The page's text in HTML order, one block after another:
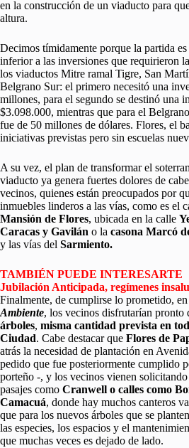
en la construcción de un viaducto para
altura.
Decimos tímidamente porque la partida
inferior a las inversiones que requirieron
los viaductos Mitre ramal Tigre, San
Belgrano Sur: el primero necesitó una
millones, para el segundo se destinó una
$3.098.000, mientras que para el
fue de 50 millones de dólares. Flores, el
iniciativas previstas pero sin escuelas
A su vez, el plan de transformar el
viaducto ya genera fuertes dolores de
vecinos, quienes están preocupados por
inmuebles linderos a las vías, como es el
Mansión de Flores, ubicada en la calle
Caracas y Gavilán o la casona Marcó
y las vías del Sarmiento.
TAMBIÉN PUEDE INTERESARTE
Jubilación Anticipada, regímenes
Finalmente, de cumplirse lo prometido,
Ambiente, los vecinos disfrutarían pronto
árboles, misma cantidad prevista en
Ciudad. Cabe destacar que Flores de
atrás la necesidad de plantación en
pedido que fue posteriormente cumplido
porteño -, y los vecinos vienen
pasajes como Cranwell o calles como
Camacuá, donde hay muchos canteros
que para los nuevos árboles que se
las especies, los espacios y el
que muchas veces es dejado de lado.